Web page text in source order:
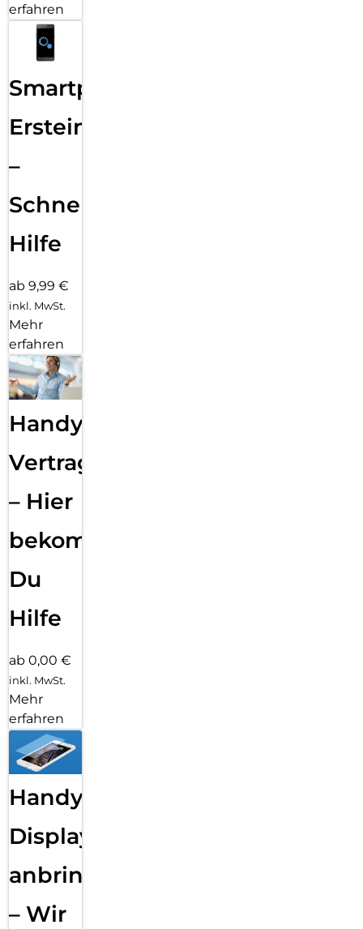
erfahren
Smartphone
Ersteinrichtung
–
Schnelle
Hilfe
ab 9,99 €
inkl. MwSt.
Mehr
erfahren
Handy
Vertragsabwicklung
– Hier
bekommst
Du
Hilfe
ab 0,00 €
inkl. MwSt.
Mehr
erfahren
Handy
Displayfolie
anbringen
– Wir